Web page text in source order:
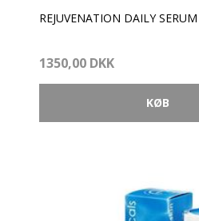
REJUVENATION DAILY SERUM
ændrer markant den måde din
aktiver og skaber det
Forbedrer synligt hudens
For at opnå maksimalt
3-trins Hyaluronic Layering
op med Rejuvenate daglig
1350,00 DKK